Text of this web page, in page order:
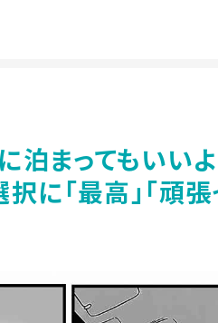
まってもいいよ
に「最高」「頑張